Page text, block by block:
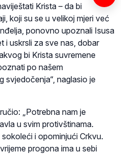
Krista – da bi
koji su se u velikoj mjeri već
ponovno upoznali Isusa
i uskrsli za sve nas, dobar
bi Krista suvremene
po našem
svjedočenja“, naglasio je
„Potrebna nam je
u svim protivštinama.
i opominjući Crkvu.
progona ima u sebi